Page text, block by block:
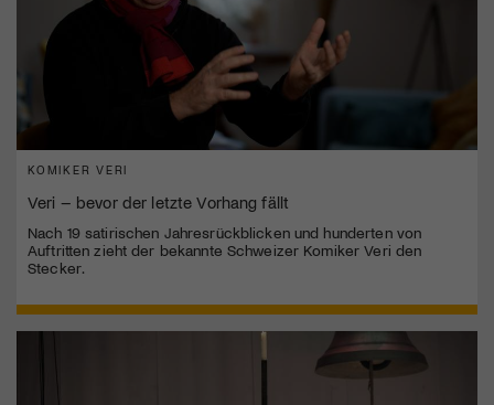
KOMIKER VERI
Veri – bevor der letzte Vorhang fällt
Nach 19 satirischen Jahresrückblicken und hunderten von
Auftritten zieht der bekannte Schweizer Komiker Veri den
Stecker.